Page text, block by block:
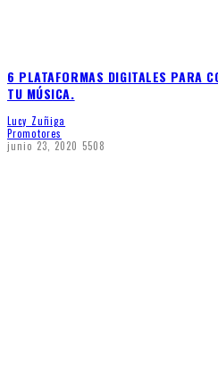
6 PLATAFORMAS DIGITALES PARA
TU MÚSICA.
Lucy Zuñiga
Promotores
junio 23, 2020 5508